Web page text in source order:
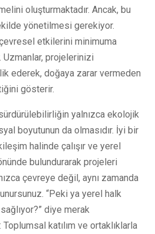
oluşturmaktadır. Ancak, bu
yönetilmesi gerekiyor.
çevresel etkilerini minimuma
Uzmanlar, projelerinizi
ederek, doğaya zarar vermeden
gösterir.
yalnızca ekolojik
boyutunun da olmasıdır. İyi bir
halinde çalışır ve yerel
bulundurarak projeleri
çevreye değil, aynı zamanda
“Peki ya yerel halk
diye merak
katılım ve ortaklıklarla